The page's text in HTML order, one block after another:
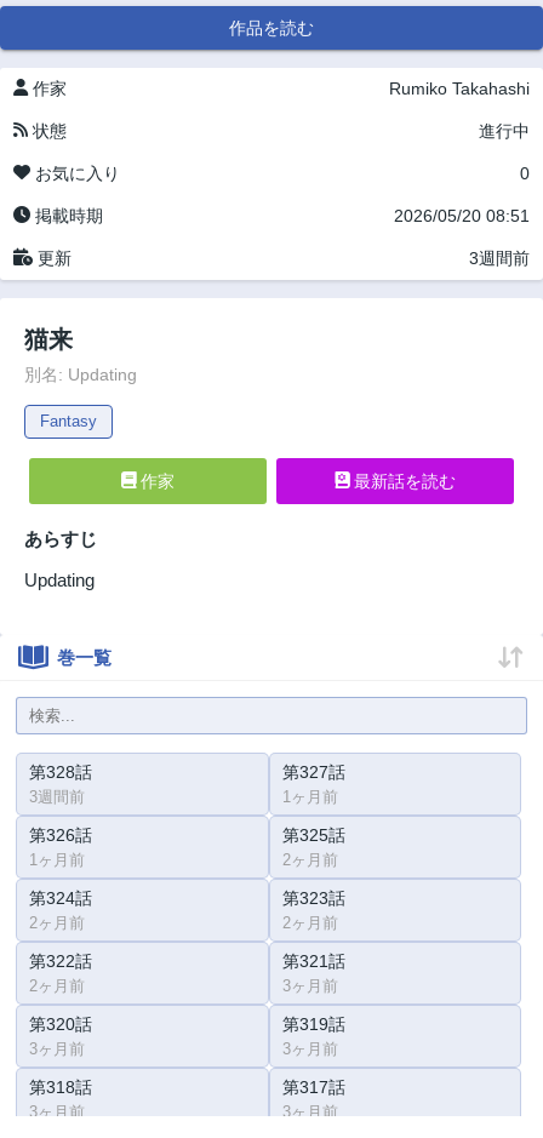
作品を読む
作家 Rumiko Takahashi
状態 進行中
お気に入り 0
掲載時期 2026/05/20 08:51
更新 3週間前
猫来
別名: Updating
Fantasy
作家 最新話を読む
あらすじ
Updating
巻一覧
第328話
3週間前
第327話
1ヶ月前
第326話
1ヶ月前
第325話
2ヶ月前
第324話
2ヶ月前
第323話
2ヶ月前
第322話
2ヶ月前
第321話
3ヶ月前
第320話
3ヶ月前
第319話
3ヶ月前
第318話
3ヶ月前
第317話
3ヶ月前